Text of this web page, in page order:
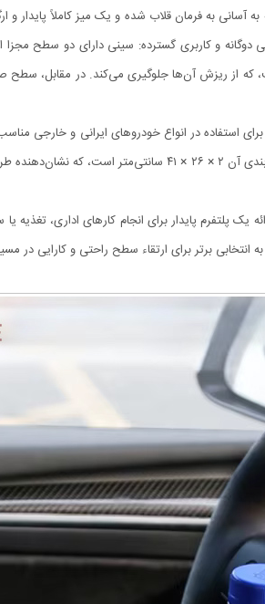
به فرمان قلاب شده و یک میز کاملاً پایدار و
دوگانه و کاربری گسترده: سینی دارای دو سطح
از ریزش آن‌ها جلوگیری می‌کند. در مقابل، سطح
استفاده در انواع خودروهای ایرانی و خارجی
ساختار سبک وزن، سینی به راحتی در فضای پشت صندلی خودرو جای
پلتفرم پایدار برای انجام کارهای اداری،
برتر برای ارتقاء سطح راحتی و کارایی در